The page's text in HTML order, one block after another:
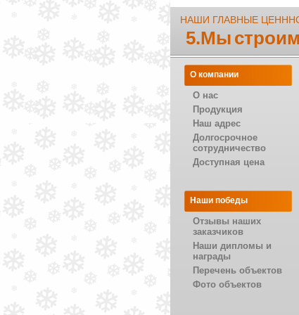
НАШИ ГЛАВНЫЕ
5.Мы
О компании
О нас
Продукция
Наш адрес
Долгосрочное
сотрудничество
Доступная цена
Наши победы
Отзывы наших
заказчиков
Наши дипломы и
награды
Перечень объектов
Фото объектов